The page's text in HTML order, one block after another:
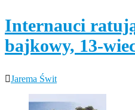
Internauci
bajkowy, 13-
Jarema Świt